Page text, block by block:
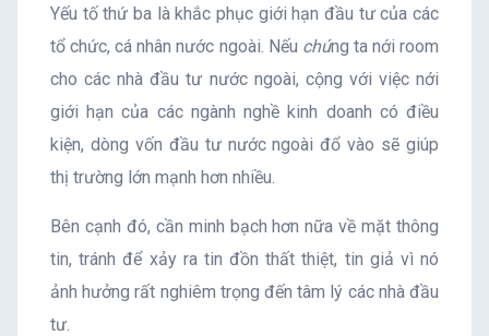
Yếu tố thứ ba là khắc phục giới hạn đầu tư của các
tổ chức, cá nhân nước ngoài. Nếu chúng ta nới room
cho các nhà đầu tư nước ngoài, cộng với việc nới
giới hạn của các ngành nghề kinh doanh có điều
kiện, dòng vốn đầu tư nước ngoài đổ vào sẽ giúp
thị trường lớn mạnh hơn nhiều.
Bên cạnh đó, cần minh bạch hơn nữa về mặt thông
tin, tránh để xảy ra tin đồn thất thiệt, tin giả vì nó
ảnh hưởng rất nghiêm trọng đến tâm lý các nhà đầu
tư.